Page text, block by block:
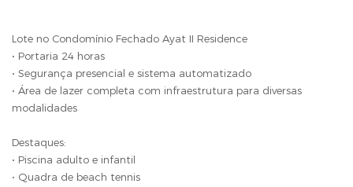
Lote no Condomínio Fechado Ayat II Residence
• Portaria 24 horas
• Segurança presencial e sistema automatizado
• Área de lazer completa com infraestrutura para diversas
modalidades
Destaques:
• Piscina adulto e infantil
• Quadra de beach tennis